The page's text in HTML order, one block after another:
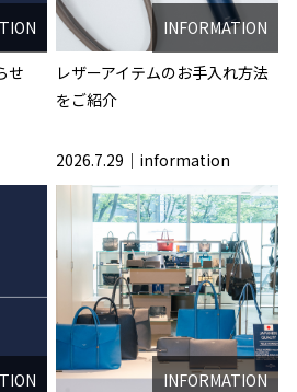
せ
INFORMATION
レザーアイテムのお手入れ方法
をご紹介
2026.7.29 information
INFORMATION